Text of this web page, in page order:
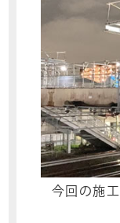
今回の施